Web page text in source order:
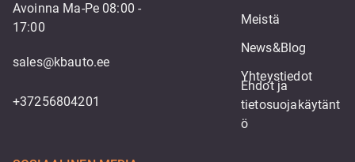
Avoinna Ma-Pe 08:00 -
17:00
sales@kbauto.ee
+37256804201
Meistä
News&Blog
Yhteystiedot
Ehdot ja
tietosuojakäytänt
ö